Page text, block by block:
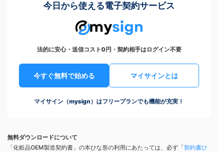
今日から使える電子契約サービス
法的に安心・送信コスト0円・契約相手はログイン不要
今すぐ無料で始める マイサインとは
マイサイン（mysign）はフリープランでも機能が充実！
無料ダウンロードについて
「化粧品OEM製造契約書」の本ひな形の利用にあたっては、必ず「契約書ひ